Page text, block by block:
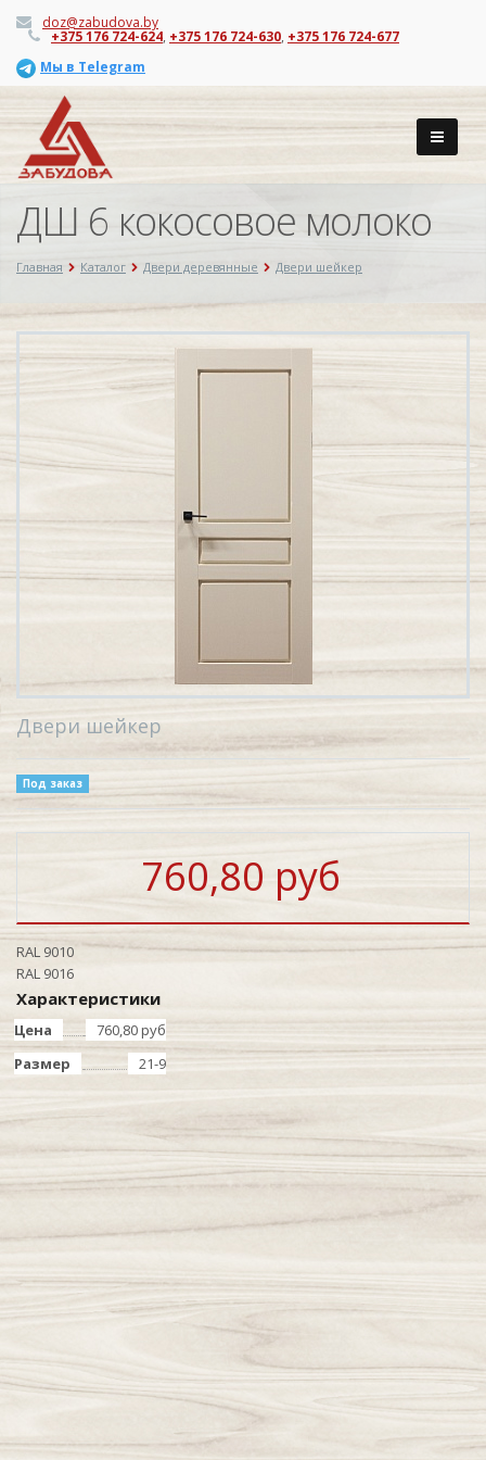
doz@zabudova.by
+375 176 724-624, +375 176 724-630, +375 176 724-677
Мы в Telegram
ДШ 6 кокосовое молоко
Главная Каталог Двери деревянные Двери шейкер
Двери шейкер
Под заказ
760,80 руб
RAL 9010
RAL 9016
Характеристики
Цена
760,80 руб
Размер
21-9